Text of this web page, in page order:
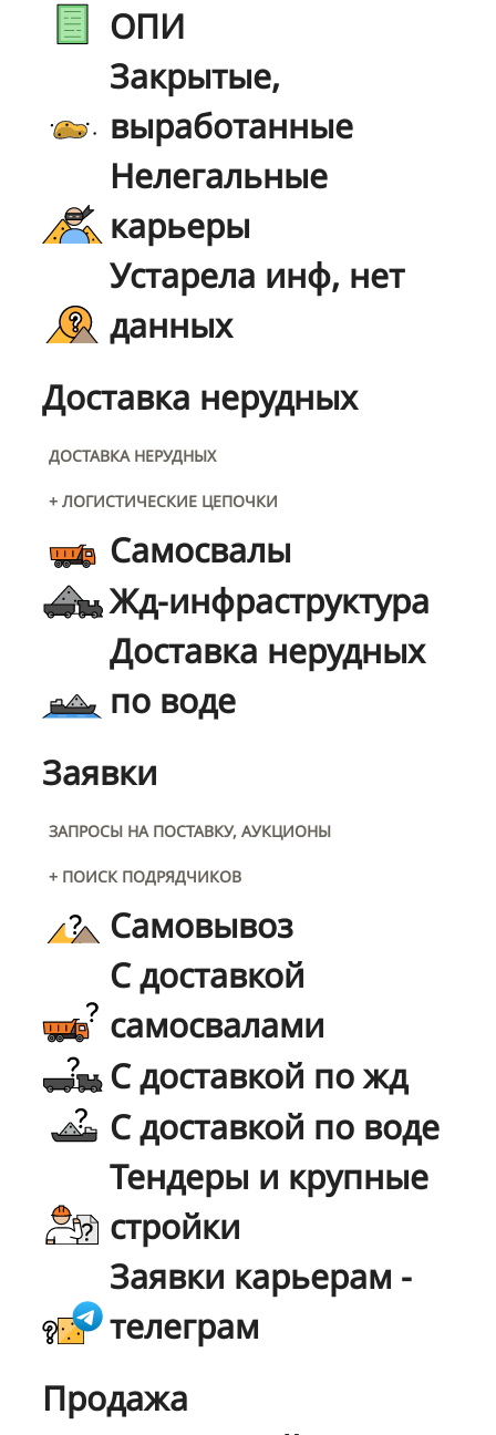
ОПИ
Закрытые,
выработанные
Нелегальные
карьеры
Устарела инф, нет
данных
Доставка нерудных
ДОСТАВКА НЕРУДНЫХ
+ ЛОГИСТИЧЕСКИЕ ЦЕПОЧКИ
Самосвалы
Жд-инфраструктура
Доставка нерудных
по воде
Заявки
ЗАПРОСЫ НА ПОСТАВКУ, АУКЦИОНЫ
+ ПОИСК ПОДРЯДЧИКОВ
Самовывоз
С доставкой
самосвалами
С доставкой по жд
С доставкой по воде
Тендеры и крупные
стройки
Заявки карьерам -
телеграм
Продажа